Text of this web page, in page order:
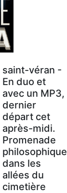
saint-véran -
En duo et
avec un MP3,
dernier
départ cet
après-midi.
Promenade
philosophique
dans les
allées du
cimetière